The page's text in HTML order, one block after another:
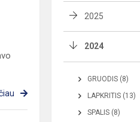
2025
2024
GRUODIS (8)
LAPKRITIS (13)
SPALIS (8)